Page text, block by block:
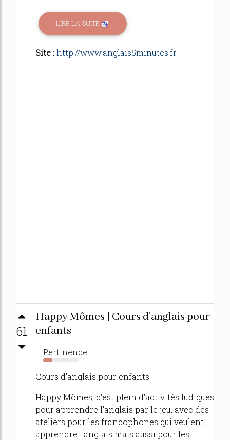
LIRE LA SUITE
Site :http://www.anglais5minutes.fr
61
Happy Mômes | Cours d'anglais pour
enfants
Pertinence
25%
Cours d'anglais pour enfants
Happy Mômes, c'est plein d'activités ludiques
pour apprendre l'anglais par le jeu, avec des
ateliers pour les francophones qui veulent
apprendre l'anglais mais aussi pour les